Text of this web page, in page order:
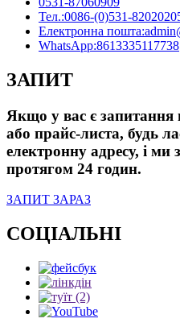
Тел.:0086-(0)531-
Електронна пошта:
WhatsApp:8613335117738
ЗАПИТ
Якщо у вас є запитання
або прайс-листа, будь
електронну адресу, і
протягом 24 годин.
ЗАПИТ ЗАРАЗ
СОЦІАЛЬНІ